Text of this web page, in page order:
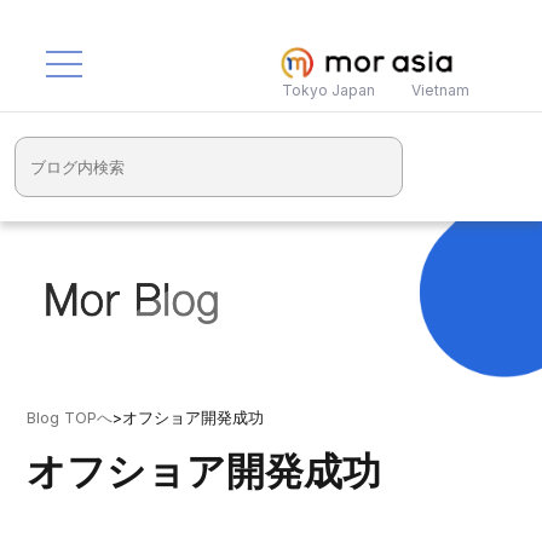
Tokyo Japan Vietnam
Blog TOPへ>オフショア開発成功
オフショア開発成功